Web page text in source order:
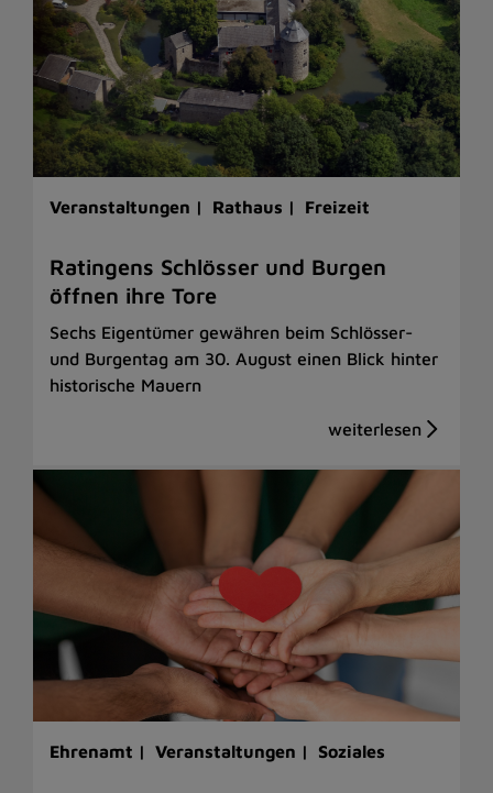
Veranstaltungen | Rathaus | Freizeit
Ratingens Schlösser und Burgen
öffnen ihre Tore
Sechs Eigentümer gewähren beim Schlösser-
und Burgentag am 30. August einen Blick hinter
historische Mauern
Ehrenamt | Veranstaltungen | Soziales